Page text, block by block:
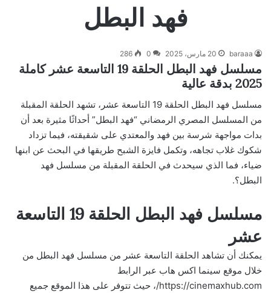
فهد البطل
baraaa 20 مارس، 2025 0
286
مسلسل فهد البطل الحلقة 19 التاسعة عشر كاملة
2025 بدقة عالية
مسلسل فهد البطل الحلقة 19 التاسعة عشر، تشهد الحلقة المقبلة
من المسلسل المصري الرمضاني “فهد البطل” أحداثًا مثيرة بعد أن
بدات مواجهة شرسة بين فهد والمعتدي على شقيقته، فيما تزداد
شكوك غلاب تجاهه، وتكمل فايزة الشبح طريقها في البحث عن ابنها
ضياء، فما الذي سيحدث في الحلقة المقبلة من مسلسل فهد
البطل؟.
مسلسل فهد البطل الحلقة 19 التاسعة
عشر
يمكنك أن تشاهد الحلقة التاسعة عشر من مسلسل فهد البطل من
خلال موقع سينما اكس هاب عبر الرابط
https://cinemaxhub.com/ ، حيث تتوفر على هذا الموقع جميع